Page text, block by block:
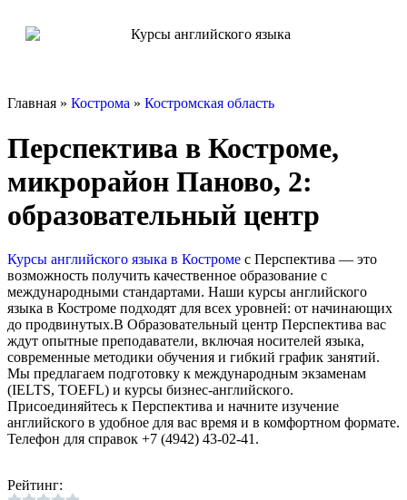
Главная » Кострома » Костромская область
Перспектива в Костроме,
микрорайон Паново, 2:
образовательный центр
Курсы английского языка в Костроме с Перспектива — это
возможность получить качественное образование с
международными стандартами. Наши курсы английского
языка в Костроме подходят для всех уровней: от начинающих
до продвинутых.В Образовательный центр Перспектива вас
ждут опытные преподаватели, включая носителей языка,
современные методики обучения и гибкий график занятий.
Мы предлагаем подготовку к международным экзаменам
(IELTS, TOEFL) и курсы бизнес-английского.
Присоединяйтесь к Перспектива и начните изучение
английского в удобное для вас время и в комфортном формате.
Телефон для справок +7 (4942) 43-02-41.
Рейтинг: